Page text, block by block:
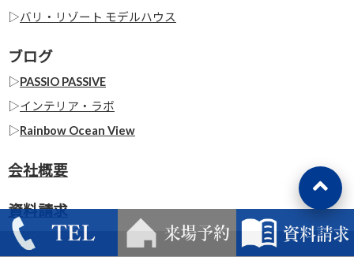
▷バリ・リゾート モデルハウス
ブログ
▷PASSIO PASSIVE
▷インテリア・ラボ
▷Rainbow Ocean View
会社概要
資料請求